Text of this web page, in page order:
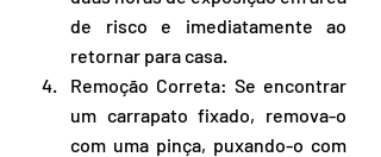
de risco e imediatamente ao
retornar para casa.
Remoção Correta: Se encontrar
um carrapato fixado, remova-o
com uma pinça, puxando-o com